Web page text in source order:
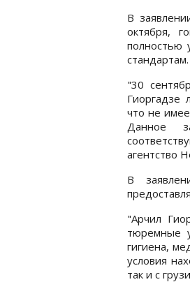
В
октября,
полностью
стандартам.
"30
Гиоргадзе
что не
Данное
агентство
В
"Арчил
тюремные
гигиена,
условия
так и с